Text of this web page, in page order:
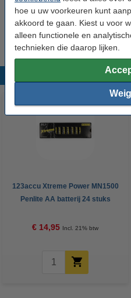
hoe u uw voorkeuren kunt
akkoord te gaan. Kiest u voor
alleen functionele en
technieken die daarop lijken.
Tip
Wij adviseren u om deze tape
Populaire
123accu Xtreme Power MN1500
Penlite AA batterij 24 stuks
€ 14,95 Incl. 21% btw